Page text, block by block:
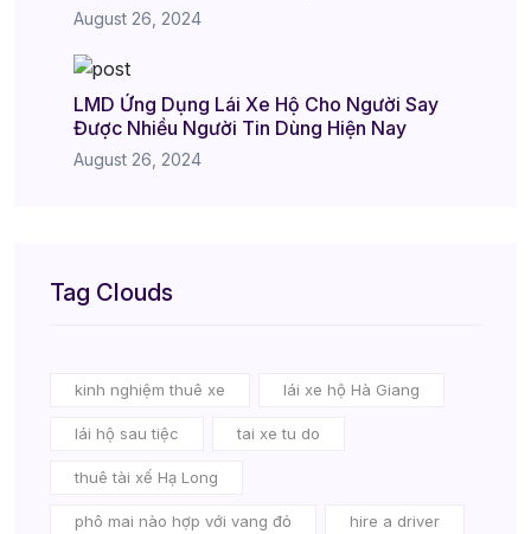
August 26, 2024
LMD Ứng Dụng Lái Xe Hộ Cho Người Say
Được Nhiều Người Tin Dùng Hiện Nay
August 26, 2024
Tag Clouds
kinh nghiệm thuê xe lái xe hộ Hà Giang
lái hộ sau tiệc tai xe tu do
thuê tài xế Hạ Long
phô mai nào hợp với vang đỏ hire a driver